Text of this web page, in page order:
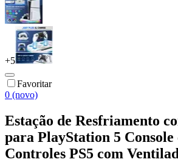
+5
Favoritar
0 (novo)
Estação de Resfriamento
para PlayStation 5
Controles PS5 com